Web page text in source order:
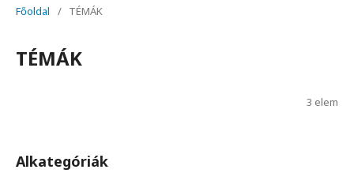
Főoldal / TÉMÁK
TÉMÁK
3 elem
Alkategóriák